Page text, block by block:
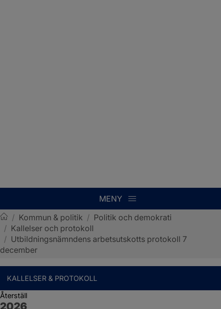
MENY
Sotenäs kommun
/ Kommun & politik / Politik och demokrati
/ Kallelser och protokoll
/ Utbildningsnämndens arbetsutskotts protokoll 7
december
KALLELSER & PROTOKOLL
Återställ
År:
2026